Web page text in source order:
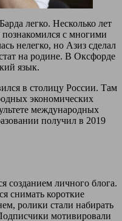
легко. Несколько лет
с многими
нелегко, но Азиз сделал
на родине. В Оксфорде
язык.
в столицу России. Там
экономических
международных
получил в 2019
созданием личного блога.
снимать короткие
ролики стали набирать
мотивировали